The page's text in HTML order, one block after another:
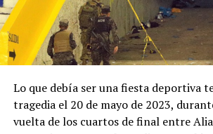
Lo que debía serunafiesta deportiva
tragedia el 20 de mayo de 2023,
vuelta delos cuartos definal entre